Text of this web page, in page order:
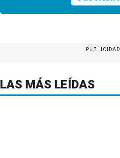
PUBLICIDAD
LAS MÁS LEÍDAS